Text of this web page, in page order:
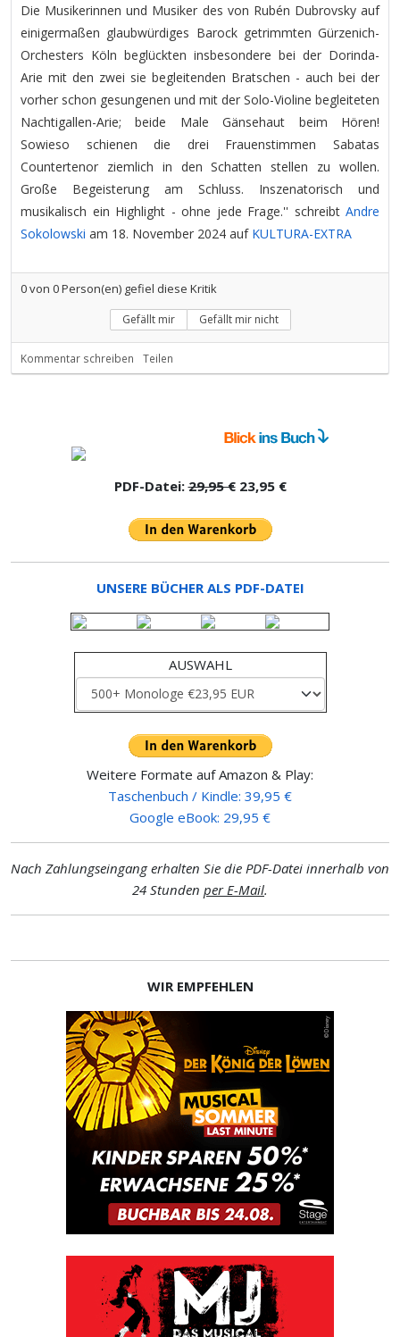
Die Musikerinnen und Musiker des von Rubén Dubrovsky auf
einigermaßen glaubwürdiges Barock getrimmten Gürzenich-
Orchesters Köln beglückten insbesondere bei der Dorinda-
Arie mit den zwei sie begleitenden Bratschen - auch bei der
vorher schon gesungenen und mit der Solo-Violine begleiteten
Nachtigallen-Arie; beide Male Gänsehaut beim Hören!
Sowieso schienen die drei Frauenstimmen Sabatas
Countertenor ziemlich in den Schatten stellen zu wollen.
Große Begeisterung am Schluss. Inszenatorisch und
musikalisch ein Highlight - ohne jede Frage.'' schreibt Andre
Sokolowski am 18. November 2024 auf KULTURA-EXTRA
0von 0Person(en) gefiel diese Kritik
Gefällt mir Gefällt mir nicht
Kommentar schreiben Teilen
PDF-Datei:29,95 €23,95 €
UNSERE BÜCHER ALS PDF-DATEI
AUSWAHL
Weitere Formate auf Amazon & Play:
Taschenbuch / Kindle: 39,95 €
Google eBook: 29,95 €
Nach Zahlungseingang erhalten Sie die PDF-Datei innerhalb von
24 Stunden per E-Mail.
WIR EMPFEHLEN